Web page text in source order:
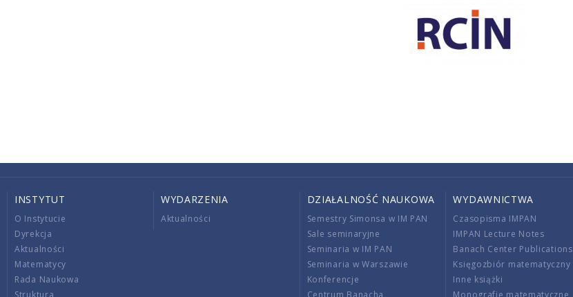
INSTYTUT
O Instytucie
Dyrekcja
Aktualności
Matematycy
Rada Naukowa
Struktura
WYDARZENIA
Aktualności
DZIAŁALNOŚĆ NAUKOWA
Semestry Simonsa w IM PAN
Sale seminaryjne
Seminaria w IM PAN
Seminaria w Warszawie
Konferencje
Centrum Banacha
WYDAWNICTWA
Czasopisma IMPAN
IMPAN Lecture Notes
Banach Center Publications
Księgozbiór matematyczny
Inne książki
Monografie matematyczne